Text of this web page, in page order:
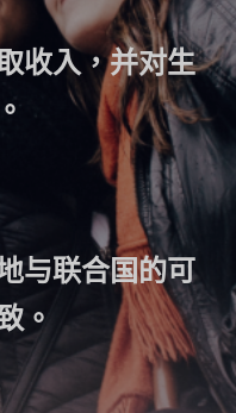
收入，并对生
与联合国的可
。